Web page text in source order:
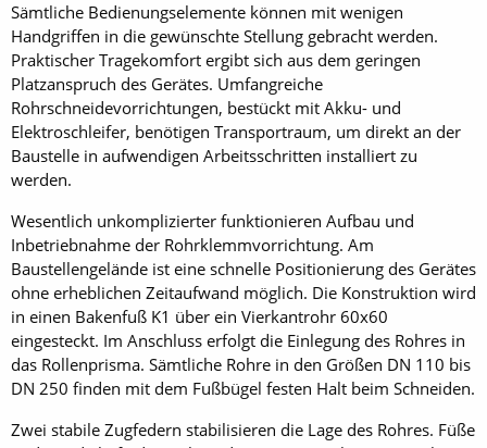
Sämtliche Bedienungselemente können mit wenigen
Handgriffen in die gewünschte Stellung gebracht werden.
Praktischer Tragekomfort ergibt sich aus dem geringen
Platzanspruch des Gerätes. Umfangreiche
Rohrschneidevorrichtungen, bestückt mit Akku- und
Elektroschleifer, benötigen Transportraum, um direkt an der
Baustelle in aufwendigen Arbeitsschritten installiert zu
werden.
Wesentlich unkomplizierter funktionieren Aufbau und
Inbetriebnahme der Rohrklemmvorrichtung. Am
Baustellengelände ist eine schnelle Positionierung des Gerätes
ohne erheblichen Zeitaufwand möglich. Die Konstruktion wird
in einen Bakenfuß K1 über ein Vierkantrohr 60x60
eingesteckt. Im Anschluss erfolgt die Einlegung des Rohres in
das Rollenprisma. Sämtliche Rohre in den Größen DN 110 bis
DN 250 finden mit dem Fußbügel festen Halt beim Schneiden.
Zwei stabile Zugfedern stabilisieren die Lage des Rohres. Füße